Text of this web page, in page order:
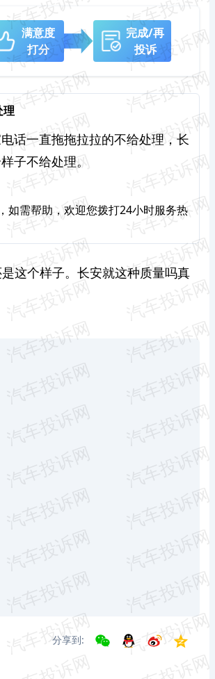
满意度
打分
完成/再
投诉
理
话一直拖拖拉拉的不给处理，长
子不给处理。
如需帮助，欢迎您拨打24小时服务热
这个样子。长安就这种质量吗真
分享到: